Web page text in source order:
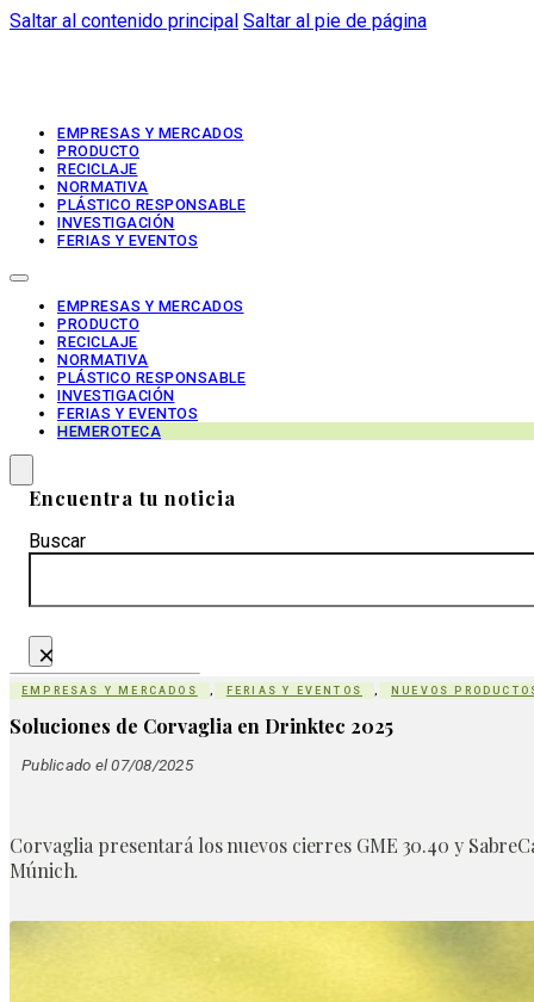
Saltar al contenido principal Saltar al pie de página
EMPRESAS Y MERCADOS
PRODUCTO
RECICLAJE
NORMATIVA
PLÁSTICO RESPONSABLE
INVESTIGACIÓN
FERIAS Y EVENTOS
EMPRESAS Y MERCADOS
PRODUCTO
RECICLAJE
NORMATIVA
PLÁSTICO RESPONSABLE
INVESTIGACIÓN
FERIAS Y EVENTOS
HEMEROTECA
Encuentra tu noticia
Buscar
×
EMPRESAS Y MERCADOS , FERIAS Y EVENTOS , NUEVOS
Soluciones de Corvaglia en Drinktec 2025
Publicado el 07/08/2025
Corvaglia presentará los nuevos cierres GME 30.40 y
Múnich.